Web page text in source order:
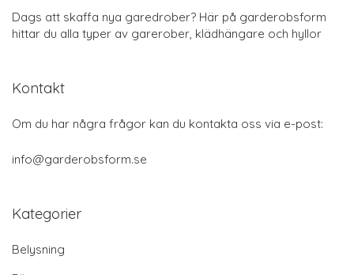
Dags att skaffa nya garedrober? Här på garderobsform
hittar du alla typer av garerober, klädhängare och hyllor
Kontakt
Om du har några frågor kan du kontakta oss via e-post:
info@garderobsform.se
Kategorier
Belysning